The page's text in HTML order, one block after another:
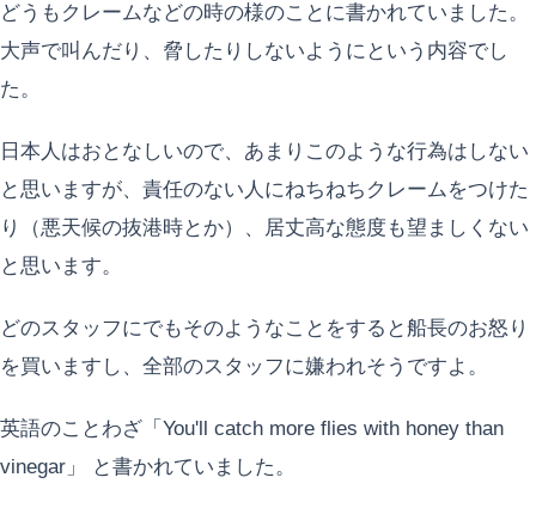
どうもクレームなどの時の様のことに書かれていました。
大声で叫んだり、脅したりしないようにという内容でし
た。
日本人はおとなしいので、あまりこのような行為はしない
と思いますが、責任のない人にねちねちクレームをつけた
り（悪天候の抜港時とか）、居丈高な態度も望ましくない
と思います。
どのスタッフにでもそのようなことをすると船長のお怒り
を買いますし、全部のスタッフに嫌われそうですよ。
英語のことわざ「You'll catch more flies with honey than
vinegar」 と書かれていました。